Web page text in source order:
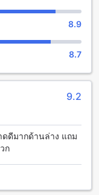
ละเป็นที่พักที่ดีที่สุด
งมี Wi-Fi ในบริเวณ
ายนอกได้อย่าง
ะดวกสบาย และยังมี
มต่อกับอินเทอร์เน็ต
ำความสะอาดห้อง
เบียบในการเข้าพัก
มเลอ พลาโต
นการเดินทางที่
ถานที่ต่างๆ ใน
8.9
8.7
9.2
ดีมากด้านล่าง​ แถม
ก